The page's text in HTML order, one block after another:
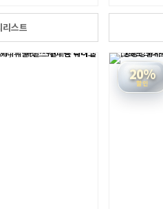
리스트
20%
할인